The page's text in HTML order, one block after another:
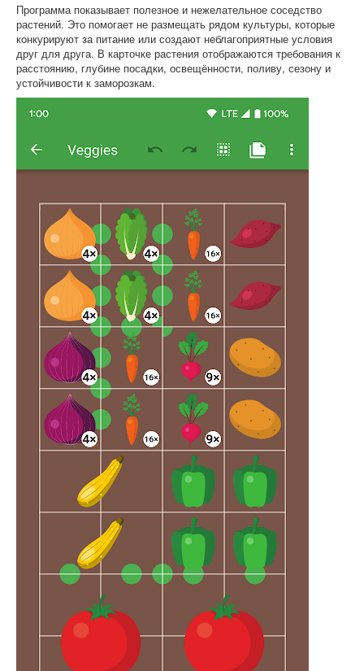
Программа показывает полезное и нежелательное соседство
растений. Это помогает не размещать рядом культуры, которые
конкурируют за питание или создают неблагоприятные условия
друг для друга. В карточке растения отображаются требования к
расстоянию, глубине посадки, освещённости, поливу, сезону и
устойчивости к заморозкам.